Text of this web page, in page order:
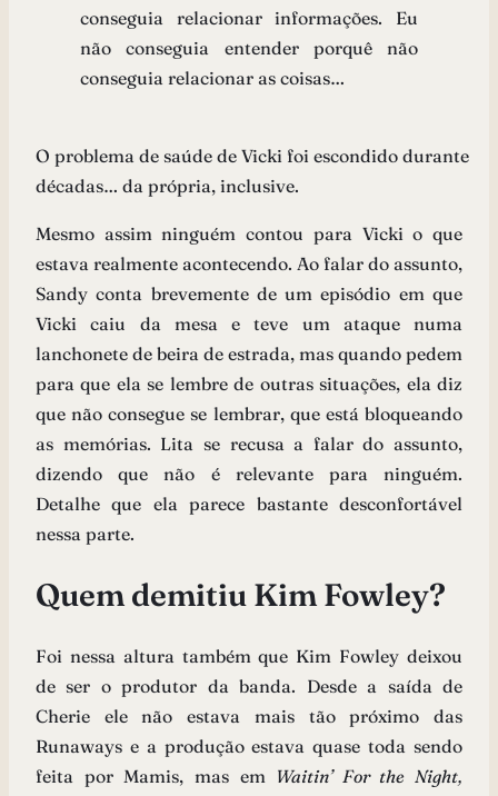
conseguia relacionar informações. Eu
não conseguia entender porquê não
conseguia relacionar as coisas…
O problema de saúde de Vicki foi escondido durante
décadas… da própria, inclusive.
Mesmo assim ninguém contou para Vicki o que
estava realmente acontecendo. Ao falar do assunto,
Sandy conta brevemente de um episódio em que
Vicki caiu da mesa e teve um ataque numa
lanchonete de beira de estrada, mas quando pedem
para que ela se lembre de outras situações, ela diz
que não consegue se lembrar, que está bloqueando
as memórias. Lita se recusa a falar do assunto,
dizendo que não é relevante para ninguém.
Detalhe que ela parece bastante desconfortável
nessa parte.
Quem demitiu Kim Fowley?
Foi nessa altura também que Kim Fowley deixou
de ser o produtor da banda. Desde a saída de
Cherie ele não estava mais tão próximo das
Runaways e a produção estava quase toda sendo
feita por Mamis, mas em Waitin’ For the Night,